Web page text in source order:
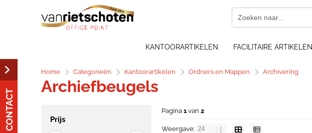
KANTOORARTIKELEN FACILITAIRE ARTIKELEN
Home Categorieën Kantoorartikelen Ordners en Mappen Archivering
Archiefbeugels
Prijs
Pagina 1van 2
Weergave:
CONTACT